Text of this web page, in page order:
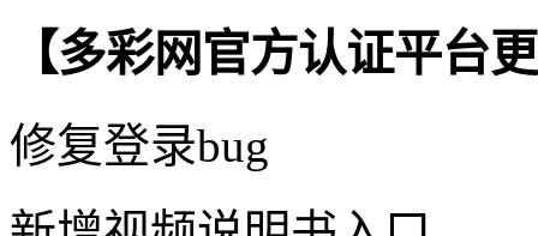
【多彩网官方认证平台
修复登录bug